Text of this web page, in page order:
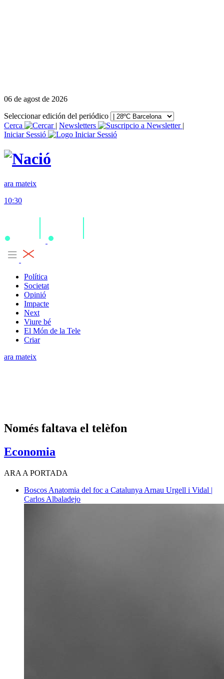
06 de agost de 2026
Seleccionar edición del periódico
Cerca
| Newsletters
|
Iniciar Sessió
ara mateix
10:30
Política
Societat
Opinió
Impacte
Next
Viure bé
El Món de la Tele
Criar
ara mateix
Només faltava el telèfon
Economia
ARA A PORTADA
Boscos Anatomia del foc a Catalunya Arnau Urgell i Vidal |
Carlos Albaladejo